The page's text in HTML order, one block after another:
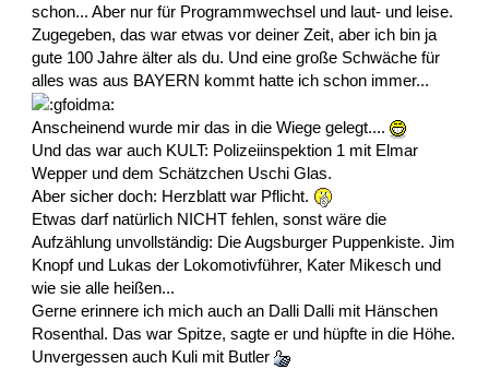
schon... Aber nur für Programmwechsel und laut- und leise.
Zugegeben, das war etwas vor deiner Zeit, aber ich bin ja
gute 100 Jahre älter als du. Und eine große Schwäche für
alles was aus BAYERN kommt hatte ich schon immer...
Anscheinend wurde mir das in die Wiege gelegt....
Und das war auch KULT: Polizeiinspektion 1 mit Elmar
Wepper und dem Schätzchen Uschi Glas.
Aber sicher doch: Herzblatt war Pflicht.
Etwas darf natürlich NICHT fehlen, sonst wäre die
Aufzählung unvollständig: Die Augsburger Puppenkiste. Jim
Knopf und Lukas der Lokomotivführer, Kater Mikesch und
wie sie alle heißen...
Gerne erinnere ich mich auch an Dalli Dalli mit Hänschen
Rosenthal. Das war Spitze, sagte er und hüpfte in die Höhe.
Unvergessen auch Kuli mit Butler